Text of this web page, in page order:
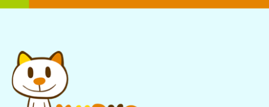
Preskočiť